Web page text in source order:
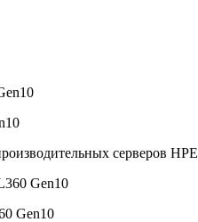
серверов HPE
Gen10